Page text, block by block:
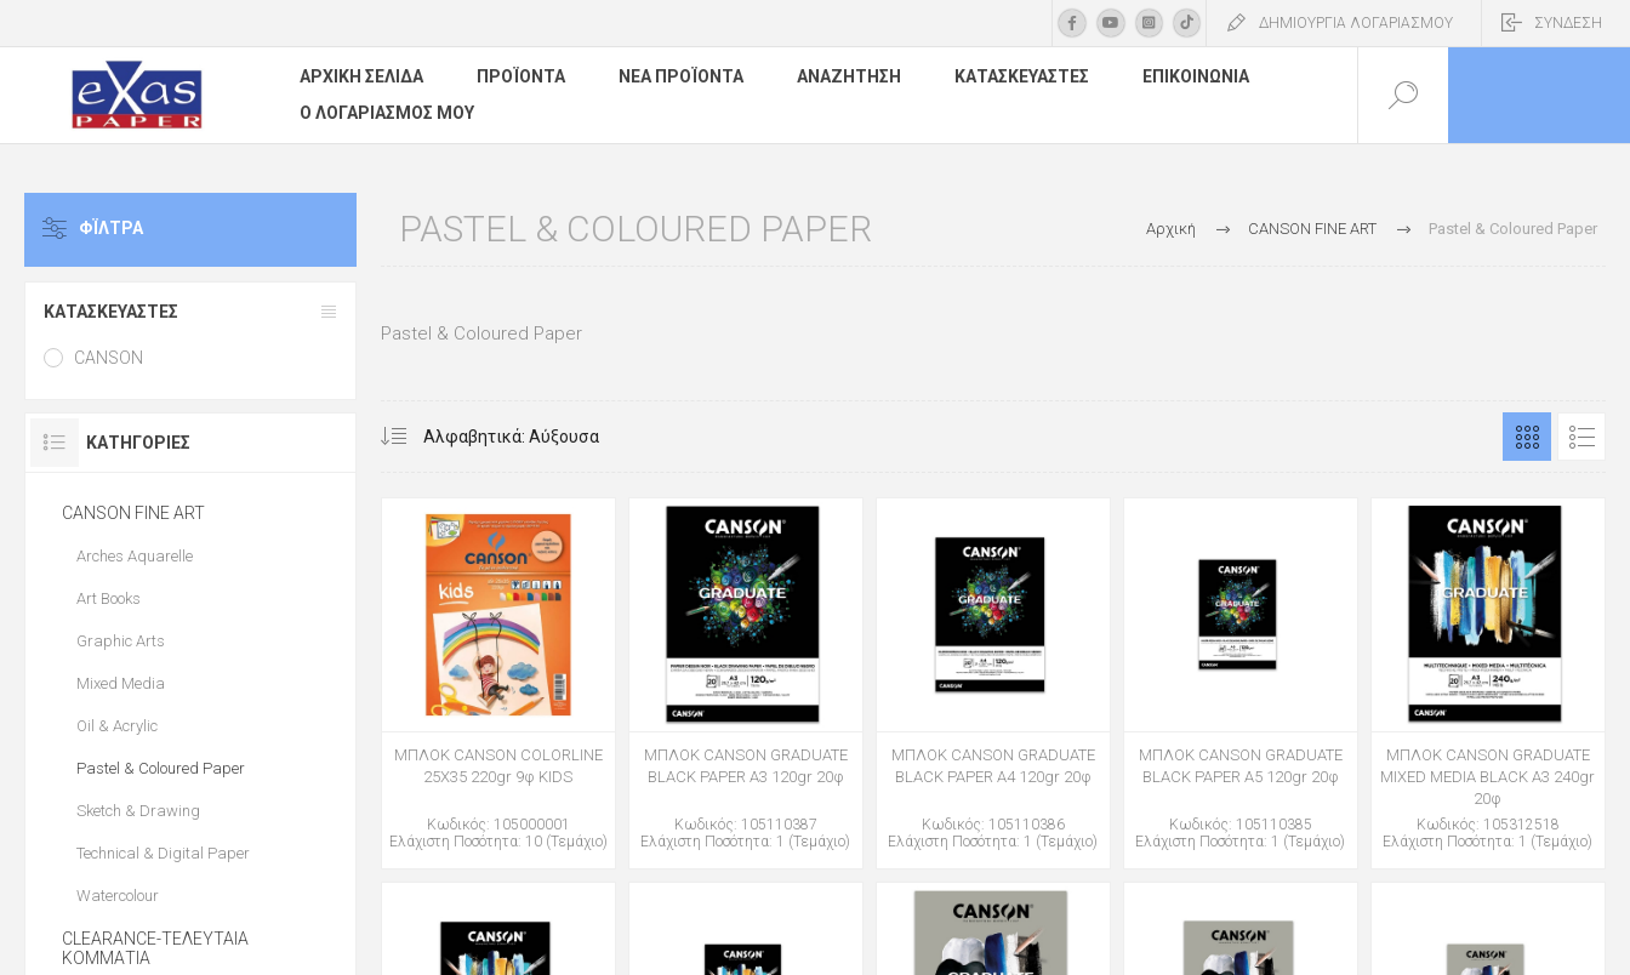
ΔΗΜΙΟΥΡΓΙΑ ΛΟΓΑΡΙΑΣΜΟΥ ΣΥΝΔΕΣΗ
ΑΡΧΙΚΉ ΣΕΛΊΔΑ ΠΡΟΪΌΝΤΑ ΝΈΑ ΠΡΟΪΌΝΤΑ ΑΝΑΖΉΤΗΣΗ ΚΑΤΑΣΚΕΥΑΣΤΈΣ
ΕΠΙΚΟΙΝΩΝΊΑ
Ο ΛΟΓΑΡΙΑΣΜΌΣ ΜΟΥ
Αρχική CANSON FINE ART Pastel & Coloured Paper
PASTEL & COLOURED PAPER
Pastel & Coloured Paper
ΜΠΛΟΚ CANSON COLORLINE
25Χ35 220gr 9φ KIDS
Κωδικός: 105000001
Ελάχιστη Ποσότητα: 10 (Τεμάχιο)
ΜΠΛΟΚ CANSON GRADUATE
BLACK PAPER Α3 120gr 20φ
Κωδικός: 105110387
Ελάχιστη Ποσότητα: 1 (Τεμάχιο)
ΜΠΛΟΚ CANSON GRADUATE
BLACK PAPER Α4 120gr 20φ
Κωδικός: 105110386
Ελάχιστη Ποσότητα: 1 (Τεμάχιο)
ΜΠΛΟΚ CANSON GRADUATE
BLACK PAPER Α5 120gr 20φ
Κωδικός: 105110385
Ελάχιστη Ποσότητα: 1 (Τεμάχιο)
ΜΠΛΟΚ CANSON GRADUATE
MIXED MEDIA BLACK Α3 240gr
20φ
Κωδικός: 105312518
Ελάχιστη Ποσότητα: 1 (Τεμάχιο)
ΦΪΛΤΡΑ
ΚΑΤΑΣΚΕΥΑΣΤΈΣ
CANSON
ΚΑΤΗΓΟΡΊΕΣ
CANSON FINE ART
Arches Aquarelle
Art Books
Graphic Arts
Mixed Media
Oil & Acrylic
Pastel & Coloured Paper
Sketch & Drawing
Technical & Digital Paper
Watercolour
CLEARANCE-ΤΕΛΕΥΤΑΙΑ
ΚΟΜΜΑΤΙΑ